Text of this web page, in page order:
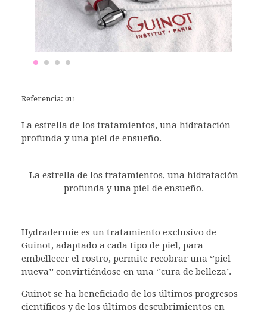
Referencia: 011
La estrella de los tratamientos, una hidratación
profunda y una piel de ensueño.
La estrella de los tratamientos, una hidratación
profunda y una piel de ensueño.
Hydradermie es un tratamiento exclusivo de
Guinot, adaptado a cada tipo de piel, para
embellecer el rostro, permite recobrar una ‘’piel
nueva’’ convirtiéndose en una ‘’cura de belleza’.
Guinot se ha beneficiado de los últimos progresos
científicos y de los últimos descubrimientos en